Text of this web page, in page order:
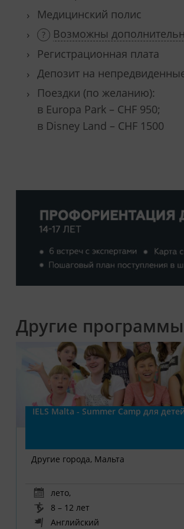
Медицинский полис
Возможны
Регистрационная плата
Депозит на
Поездки (по желанию):
в Europa Park – CHF 950;
в Disney Land – CHF 1500
Другие
IELS Malta - Summer Camp для
Другие города, Мальта
лето,
8 – 12 лет
Английский